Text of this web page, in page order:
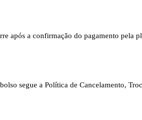
após a confirmação do pagamento pela
segue a Política de Cancelamento,